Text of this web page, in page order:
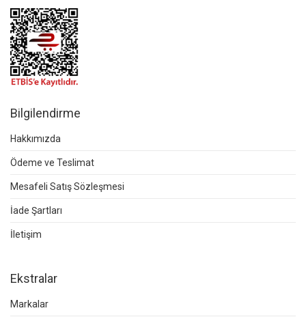
Bilgilendirme
Hakkımızda
Ödeme ve Teslimat
Mesafeli Satış Sözleşmesi
İade Şartları
İletişim
Ekstralar
Markalar